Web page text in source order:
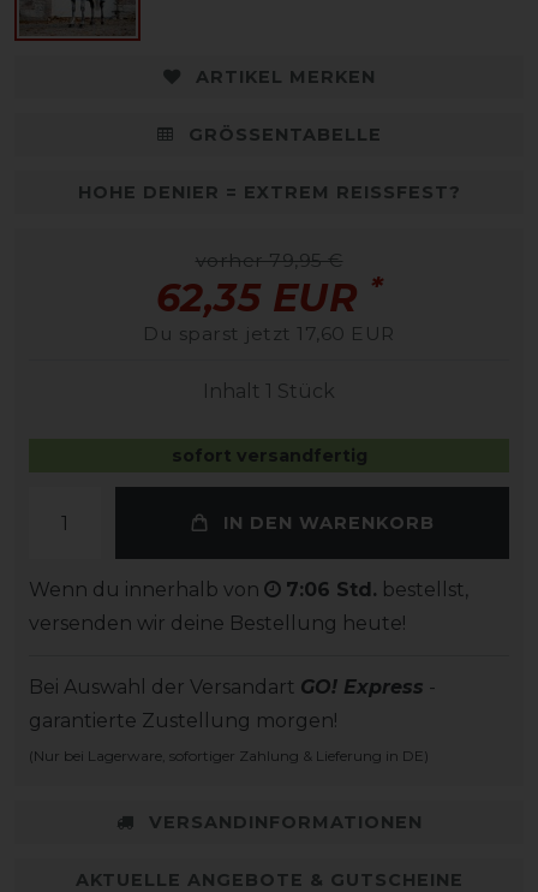
ARTIKEL MERKEN
GRÖSSENTABELLE
HOHE DENIER = EXTREM REISSFEST?
vorher 79,95 €
62,35 EUR *
Du sparst jetzt 17,60 EUR
Inhalt 1 Stück
sofort versandfertig
IN DEN WARENKORB
Wenn du innerhalb von 7:06 Std. bestellst,
versenden wir deine Bestellung heute!
Bei Auswahl der Versandart GO! Express -
garantierte Zustellung morgen!
(Nur bei Lagerware, sofortiger Zahlung & Lieferung in DE)
VERSANDINFORMATIONEN
AKTUELLE ANGEBOTE & GUTSCHEINE